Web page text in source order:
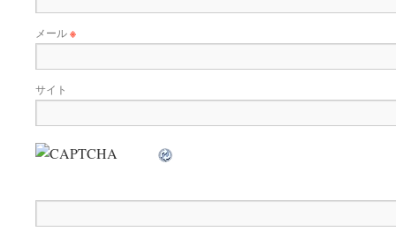
メール※
サイト